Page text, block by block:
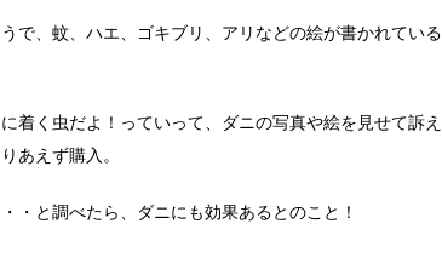
で、蚊、ハエ、ゴキブリ、アリなどの絵が書かれている
着く虫だよ！っていって、ダニの写真や絵を見せて訴え
あえず購入。
・と調べたら、ダニにも効果あるとのこと！